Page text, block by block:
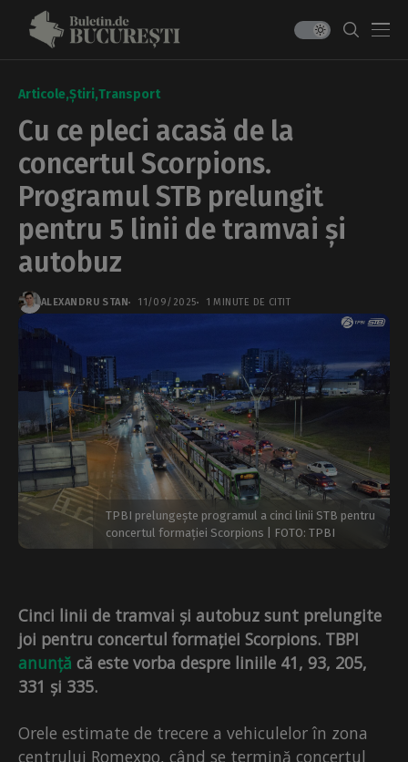
Articole Știri Transport
Cu ce pleci acasă de la
concertul Scorpions.
Programul STB prelungit
pentru 5 linii de tramvai și
autobuz
ALEXANDRU STAN 11/09/2025 1 MINUTE DE CITIT
TPBI prelungește programul a cinci linii STB pentru
concertul formației Scorpions | FOTO: TPBI
Cinci linii de tramvai și autobuz sunt prelungite
joi pentru concertul formației Scorpions. TBPI
anunță că este vorba despre liniile 41, 93, 205,
331 și 335.
Orele estimate de trecere a vehiculelor în zona
centrului Romexpo, când se termină concertul